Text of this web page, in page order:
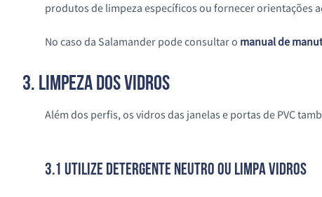
produtos de limpeza específicos ou fornecer orientações
No caso da Salamander pode consultar o manual de
3. Limpeza dos Vidros
Além dos perfis, os vidros das janelas e portas de PVC
3.1 Utilize Detergente Neutro ou Limpa Vidros